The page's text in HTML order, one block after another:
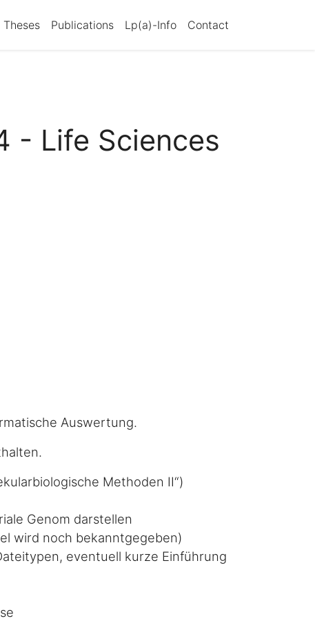
Theses Publications Lp(a)-Info Contact
- Life Sciences
Auswertung.
Methoden II“)
Genom darstellen
wird noch bekanntgegeben)
eventuell kurze Einführung